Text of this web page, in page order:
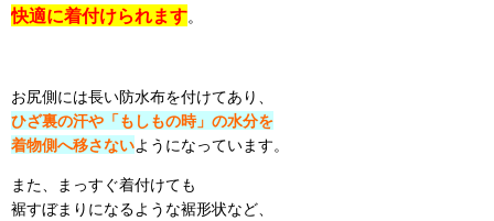
快適に着付けられます。
お尻側には長い防水布を付けてあり、
ひざ裏の汗や「もしもの時」の水分を
着物側へ移さないようになっています。
また、まっすぐ着付けても
裾すぼまりになるような裾形状など、